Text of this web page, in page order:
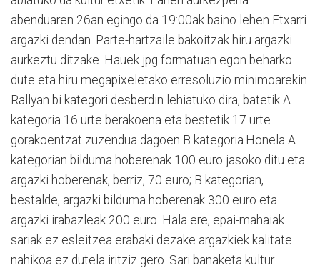
abenduaren 26an egingo da 19:00ak baino lehen Etxarri
argazki dendan. Parte-hartzaile bakoitzak hiru argazki
aurkeztu ditzake. Hauek jpg formatuan egon beharko
dute eta hiru megapixeletako erresoluzio minimoarekin.
Rallyan bi kategori desberdin lehiatuko dira, batetik A
kategoria 16 urte berakoena eta bestetik 17 urte
gorakoentzat zuzendua dagoen B kategoria.Honela A
kategorian bilduma hoberenak 100 euro jasoko ditu eta
argazki hoberenak, berriz, 70 euro; B kategorian,
bestalde, argazki bilduma hoberenak 300 euro eta
argazki irabazleak 200 euro. Hala ere, epai-mahaiak
sariak ez esleitzea erabaki dezake argazkiek kalitate
nahikoa ez dutela iritziz gero. Sari banaketa kultur